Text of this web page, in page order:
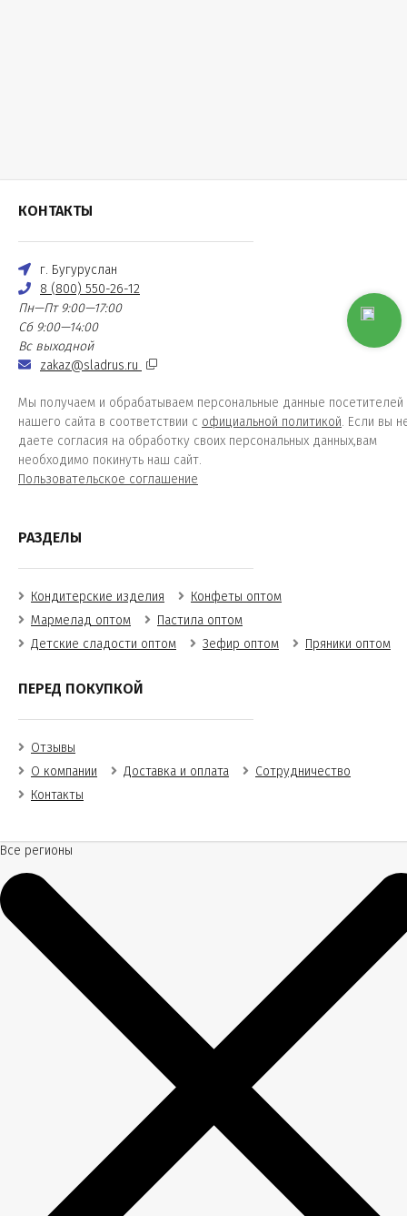
КОНТАКТЫ
г. Бугуруслан
8 (800) 550-26-12
Пн—Пт 9:00—17:00
Сб 9:00—14:00
Вс выходной
zakaz@sladrus.ru
Мы получаем и обрабатываем персональные данные посетителей
нашего сайта в соответствии с официальной политикой. Если вы
даете согласия на обработку своих персональных данных,вам
необходимо покинуть наш сайт.
Пользовательское соглашение
РАЗДЕЛЫ
Кондитерские изделия
Конфеты оптом
Мармелад оптом
Пастила оптом
Детские сладости оптом
Зефир оптом Пряники оптом
ПЕРЕД ПОКУПКОЙ
Отзывы
О компании
Доставка и оплата
Сотрудничество
Контакты
Все регионы